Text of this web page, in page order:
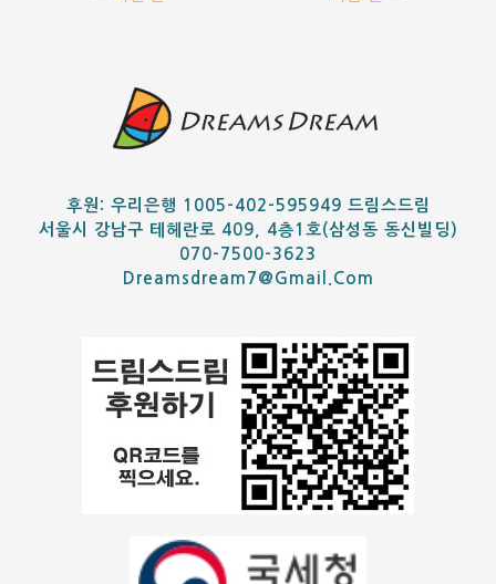
후원: 우리은행 1005-402-595949 드림스드림
서울시 강남구 테헤란로 409, 4층1호(삼성동 동신빌딩)
070-7500-3623
Dreamsdream7@gmail.com